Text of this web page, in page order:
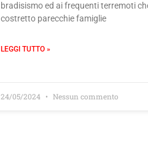
bradisismo ed ai frequenti terremoti
costretto parecchie famiglie
LEGGI TUTTO »
24/05/2024 Nessun commento